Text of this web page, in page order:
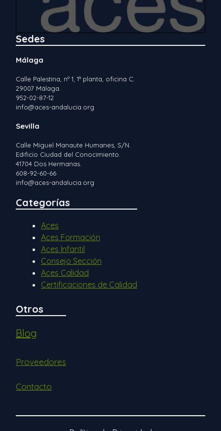
Sedes
Málaga
Calle Palestina, nº 1, 1ª planta, oficina C.
29007 Málaga.
952-02-87-12
info@aces-andalucia.org
Sevilla
Calle Miguel Manaute Humanes, S/N.
Edificio Ciudad del Conocimiento.
41704 Dos Hermanas.
608-92-60-66
info@aces-andalucia.org
Categorías
Aces
Aces Formación
Aces Infantil
Consejo Sección
Aces Calidad
Certificaciones de Calidad
Otros
Blog
Proveedores
Contacto